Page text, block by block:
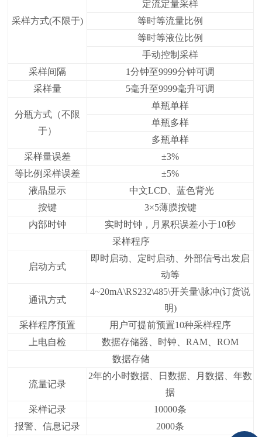
采样方式(不限于)
定流定量采样
等时等流量比例
等时等液位比例
手动控制采样
采样间隔
1分钟至9999分钟可调
采样量
5毫升至9999毫升可调
分瓶方式（不限
于）
单瓶单样
单瓶多样
多瓶单样
采样量误差
±3%
等比例采样误差
±5%
液晶显示
中文LCD、蓝色背光
按键
3×5薄膜按键
内部时钟
实时时钟，月累积误差小于10秒
采样程序
启动方式
即时启动、定时启动、外部信号出发启
动等
通讯方式
4~20mA\RS232\485\开关量\脉冲(订货说
明)
采样程序预置
用户可提前预置10种采样程序
上电自检
数据存储器、时钟、RAM、ROM
数据存储
流量记录
2年的小时数据、日数据、月数据、年数
据
采样记录
10000条
报警、信息记录
2000条